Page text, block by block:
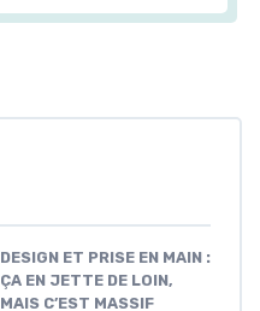
DESIGN ET PRISE EN MAIN :
ÇA EN JETTE DE LOIN,
MAIS C’EST MASSIF